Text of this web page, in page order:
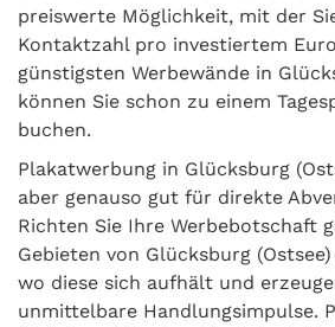
preiswerte Möglichkeit, mit der
Kontaktzahl pro investiertem
günstigsten Werbewände in
können Sie schon zu einem
buchen.
Plakatwerbung in Glücksburg
aber genauso gut für direkte
Richten Sie Ihre Werbebotschaft
Gebieten von Glücksburg
wo diese sich aufhält und
unmittelbare Handlungsimpulse.